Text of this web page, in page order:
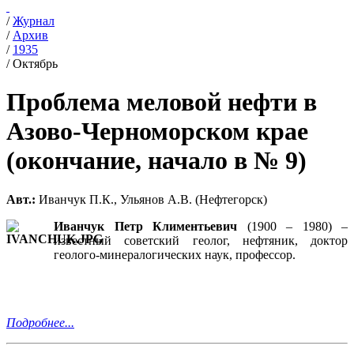
/Журнал
/ Архив
/ 1935
/Октябрь
Проблема меловой нефти в
Азово-Черноморском крае
(окончание, начало в № 9)
Авт.: Иванчук П.К., Ульянов А.В. (Нефтегорск)
Иванчук Петр Климентьевич (1900 – 1980) –
известный советский геолог, нефтяник, доктор
геолого-минералогических наук, профессор.
Подробнее...